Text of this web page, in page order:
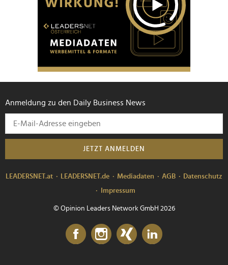
Anmeldung zu den Daily Business News
JETZT ANMELDEN
LEADERSNET.at LEADERSNET.de Mediadaten AGB
Datenschutz
Impressum
© Opinion Leaders Network GmbH 2026